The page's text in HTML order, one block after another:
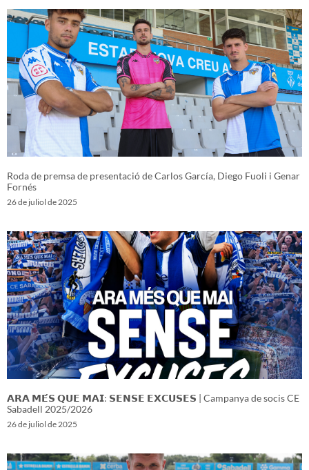
Roda de premsa de presentació de Carlos García, Diego Fuoli i Genar
Fornés
26 de juliol de 2025
𝗔𝗥𝗔 𝗠𝗘́𝗦 𝗤𝗨𝗘 𝗠𝗔𝗜: 𝗦𝗘𝗡𝗦𝗘 𝗘𝗫𝗖𝗨𝗦𝗘𝗦 | Campanya de socis CE
Sabadell 2025/2026
26 de juliol de 2025